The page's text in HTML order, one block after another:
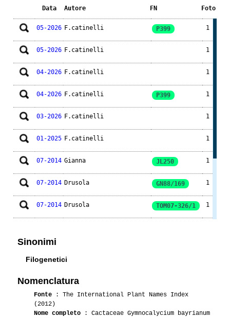
Data Autore FN Foto
05-2026 F.catinelli P399 1
05-2026 F.catinelli 1
04-2026 F.catinelli 1
04-2026 F.catinelli P399 1
03-2026 F.catinelli 1
01-2025 F.catinelli 1
07-2014 Gianna JL250 1
07-2014 Drusola GN88/169 1
07-2014 Drusola TOM07-326/1 1
05-2008 -marco-
Sinonimi
Filogenetici
Nomenclatura
Fonte : The International Plant Names Index
(2012)
Nome completo : Cactaceae Gymnocalycium bayrianum